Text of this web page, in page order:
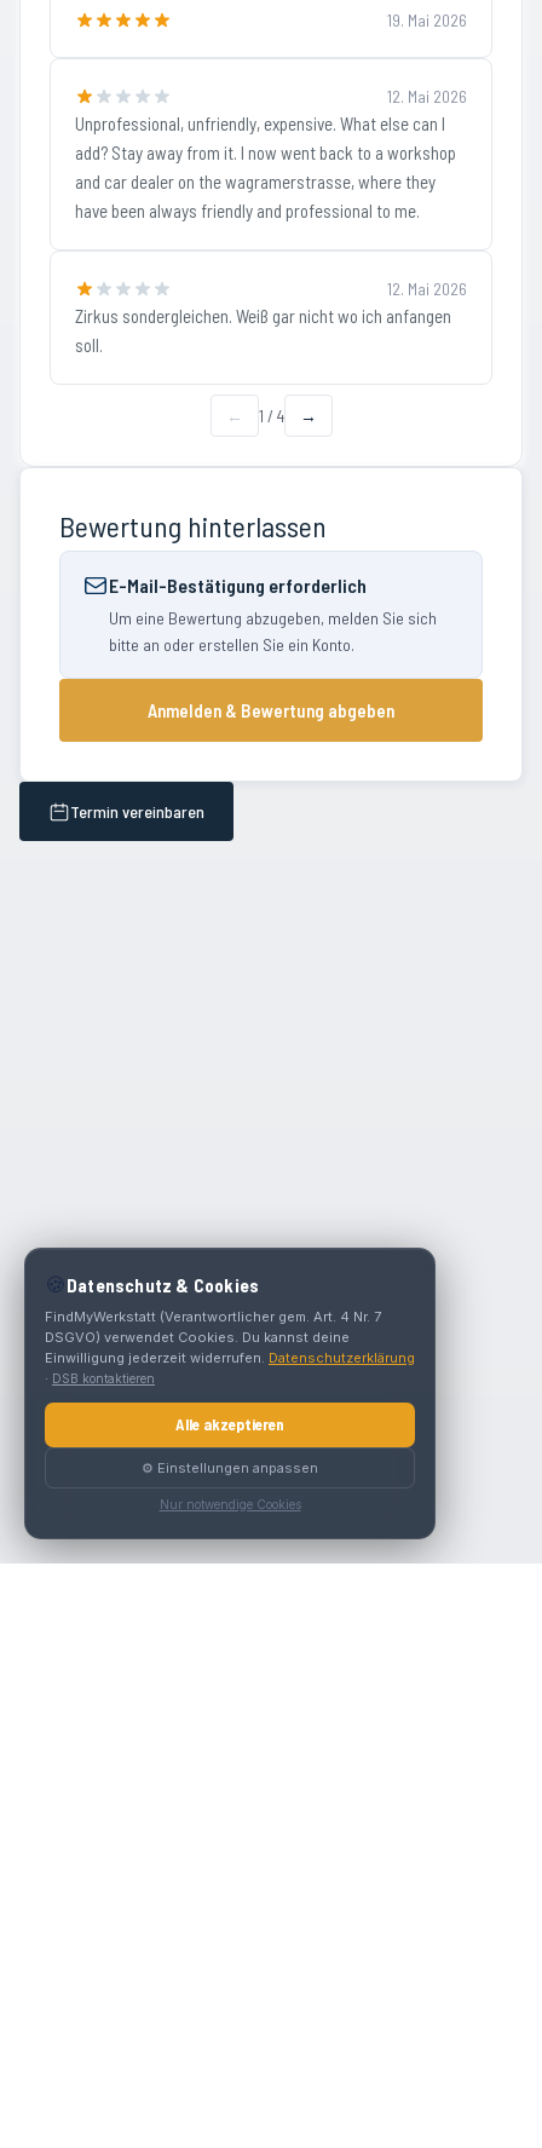
19. Mai 2026
12. Mai 2026
Unprofessional, unfriendly, expensive. What else can I
add? Stay away from it. I now went back to a workshop
and car dealer on the wagramerstrasse, where they
have been always friendly and professional to me.
12. Mai 2026
Zirkus sondergleichen. Weiß gar nicht wo ich anfangen
soll.
← 1 / 4 →
Bewertung hinterlassen
E-Mail-Bestätigung erforderlich
Um eine Bewertung abzugeben, melden Sie sich
bitte an oder erstellen Sie ein Konto.
Anmelden & Bewertung abgeben
Termin vereinbaren
🍪 Datenschutz & Cookies
FindMyWerkstatt (Verantwortlicher gem. Art. 4 Nr. 7
DSGVO) verwendet Cookies. Du kannst deine
Einwilligung jederzeit widerrufen. Datenschutzerklärung
· DSB kontaktieren
Alle akzeptieren
⚙️ Einstellungen anpassen
Nur notwendige Cookies